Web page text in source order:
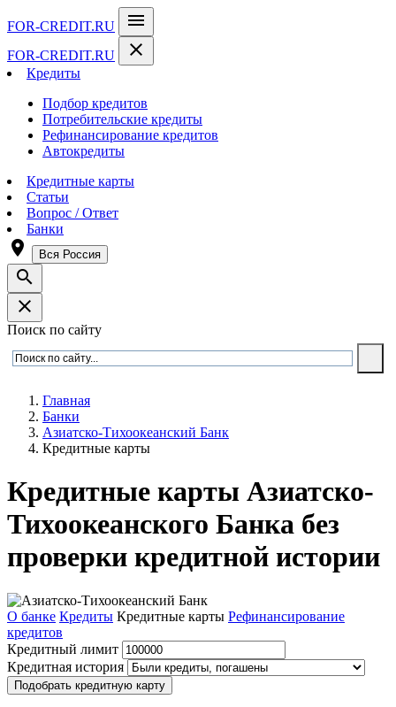
FOR-CREDIT.RU menu
FOR-CREDIT.RU close
Кредиты
Подбор кредитов
Потребительские кредиты
Рефинансирование кредитов
Автокредиты
Кредитные карты
Статьи
Вопрос / Ответ
Банки
room Вся Россия
search
close
Поиск по сайту
Главная
Банки
Азиатско-Тихоокеанский Банк
Кредитные карты
Кредитные карты Азиатско-
Тихоокеанского Банка без
проверки кредитной истории
О банке Кредиты Кредитные карты Рефинансирование
кредитов
Кредитный лимит
Кредитная история
Подобрать кредитную карту